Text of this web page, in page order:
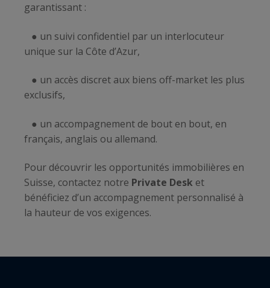
garantissant :
● un suivi confidentiel par un interlocuteur
unique sur la Côte d’Azur,
● un accès discret aux biens off-market les plus
exclusifs,
● un accompagnement de bout en bout, en
français, anglais ou allemand.
Pour découvrir les opportunités immobilières en
Suisse, contactez notre Private Desk et
bénéficiez d’un accompagnement personnalisé à
la hauteur de vos exigences.